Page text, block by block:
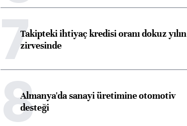
7Takipteki ihtiyaç kredisi oranı dokuz yılın
zirvesinde
8Almanya'da sanayi üretimine otomotiv
desteği